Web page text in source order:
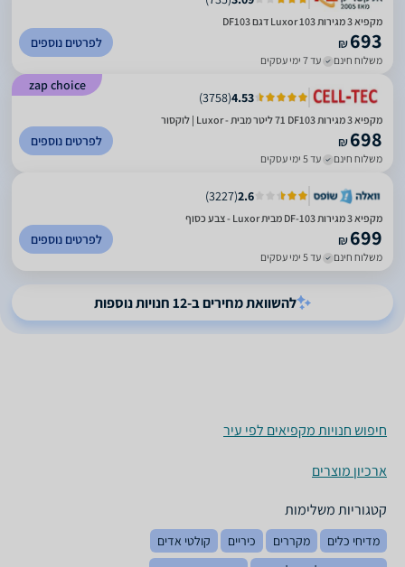
מקפיא 3 מגירות 103 Luxor דגם DF103
₪693
משלוח חינם עד 7 ימי עסקים
לפרטים נוספים
zap choice
4.53
(
3758
)
מקפיא 3 מגירות DF103 ‏71 ‏ליטר מבית - Luxor | לוקסור
₪698
משלוח חינם עד 5 ימי עסקים
לפרטים נוספים
2.6
(
3227
)
מקפיא 3 מגירות DF-103 מבית Luxor - צבע כסוף
₪699
משלוח חינם עד 5 ימי עסקים
לפרטים נוספים
להשוואת מחירים ב-12 חנויות נוספות
חיפוש חנויות מקפיאים לפי עיר
ארכיון מוצרים
קטגוריות משלימות
מדיחי כלים מקררים כיריים
קולטי אדים